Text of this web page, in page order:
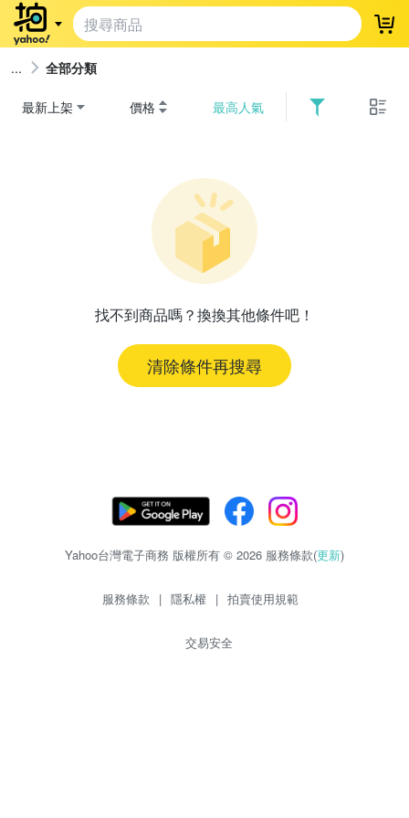
登
全部分類
最新上架 價格 最高人氣
找不到商品嗎？換換其他條件吧！
清除條件再搜尋
Yahoo台灣電子商務 版權所有 © 2026 服務條款(更新)
服務條款 | 隱私權 | 拍賣使用規範
交易安全